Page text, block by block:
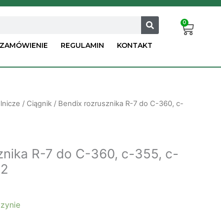
ZAMÓWIENIE REGULAMIN KONTAKT
0
Cart
/ Ciągnik / Bendix rozrusznika R-7 do C-360, c-
R-7 do C-360, c-355, c-